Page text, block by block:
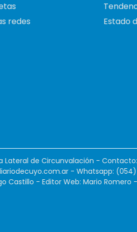
redes
Estado
Lateral de Circunvalación - Contacto:
- Whatsapp:
Castillo - Editor Web: Mario Romero -